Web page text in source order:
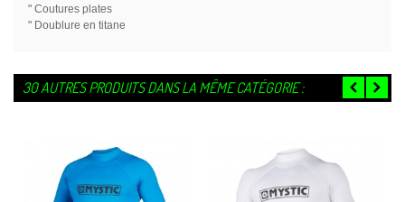
" Coutures plates
" Doublure en titane
30 AUTRES PRODUITS DANS LA MÊME CATÉGORIE :